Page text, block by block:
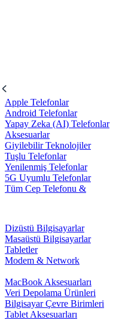
Apple Telefonlar
Android Telefonlar
Yapay Zeka (AI) Telefonlar
Aksesuarlar
Giyilebilir Teknolojiler
Tuşlu Telefonlar
Yenilenmiş Telefonlar
5G Uyumlu Telefonlar
Tüm Cep Telefonu &
Dizüstü Bilgisayarlar
Masaüstü Bilgisayarlar
Tabletler
Modem & Network
MacBook Aksesuarları
Veri Depolama Ürünleri
Bilgisayar Çevre Birimleri
Tablet Aksesuarları